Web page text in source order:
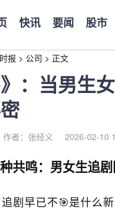
快讯 要闻 股市
报 > 公司 > 正文
》：当男生
作者：张经义 2026-02-10
共鸣：男女生追
剧早已不🎯是什么